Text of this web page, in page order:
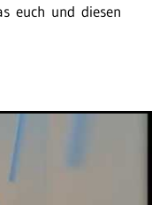
euch und diesen